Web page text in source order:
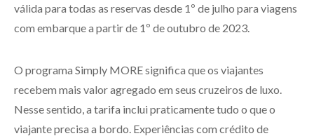
válida para todas as reservas desde 1º de julho para viagens
com embarque a partir de 1º de outubro de 2023.
O programa Simply MORE significa que os viajantes
recebem mais valor agregado em seus cruzeiros de luxo.
Nesse sentido, a tarifa inclui praticamente tudo o que o
viajante precisa a bordo. Experiências com crédito de